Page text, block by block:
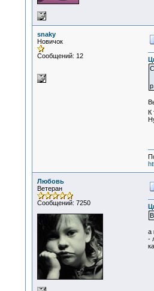
snaky
Новичок
Сообщений: 12
К
Любовь
Ветеран
Сообщений: 7250
а
-